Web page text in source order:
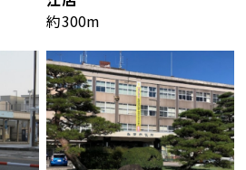
約300m